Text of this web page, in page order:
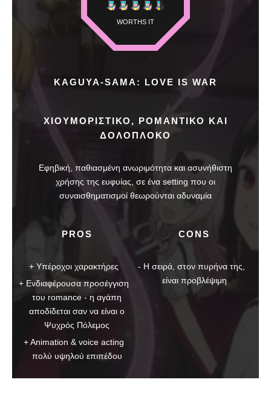
KAGUYA-SAMA: LOVE IS WAR
ΧΙΟΥΜΟΡΙΣΤΙΚΟ, ΡΟΜΑΝΤΙΚΟ ΚΑΙ
ΔΟΛΟΠΛΟΚΟ
Εφηβική, παθιασμένη ανωριμότητα και ασυνήθιστη
χρήσης της ευφυίας, σε ένα setting που οι
συναισθηματισμοί θεωρούνται αδυναμία
PROS
Υπέροχοι χαρακτήρες
Ενδιαφέρουσα προσέγγιση
του romance - η αγάπη
αποδίδεται σαν να είναι ο
Ψυχρός Πόλεμος
Animation & voice acting
πολύ υψηλού επιπέδου
CONS
Η σειρά, στον πυρήνα της,
είναι προβλέψιμη
WORTHS IT